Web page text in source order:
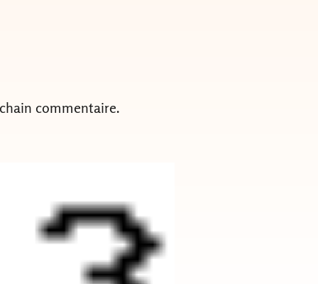
commentaire.